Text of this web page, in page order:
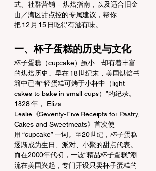
式、社群营销 + 烘焙指南，以及适合旧金
山／湾区甜点控的专属建议，帮你
把 12 月 15 日吃得有滋有味。
一、杯子蛋糕的历史与文化
杯子蛋糕（cupcake）虽小，却有着丰富
的烘焙历史。早在 18 世纪末，美国烘焙书
籍中已有“轻蛋糕可烤于小杯中（light
cakes to bake in small cups）”的纪录。
1828 年， Eliza
Leslie《Seventy‑Five Receipts for Pastry,
Cakes and Sweetmeats》首次使
用 “cupcake” 一词。至20世纪，杯子蛋糕
逐渐成为生日、派对、小聚的甜点代表。
而在2000年代初，一波“精品杯子蛋糕”潮
流在美国兴起，专门开设只卖杯子蛋糕的